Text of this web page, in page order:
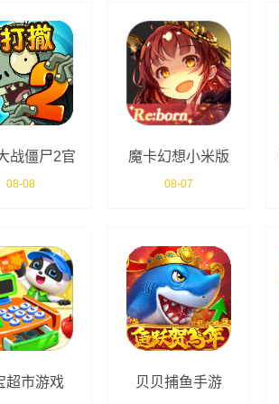
战僵尸2官
方正版
08-08
魔卡幻想小米版
08-07
超市游戏 贝贝捕鱼手游